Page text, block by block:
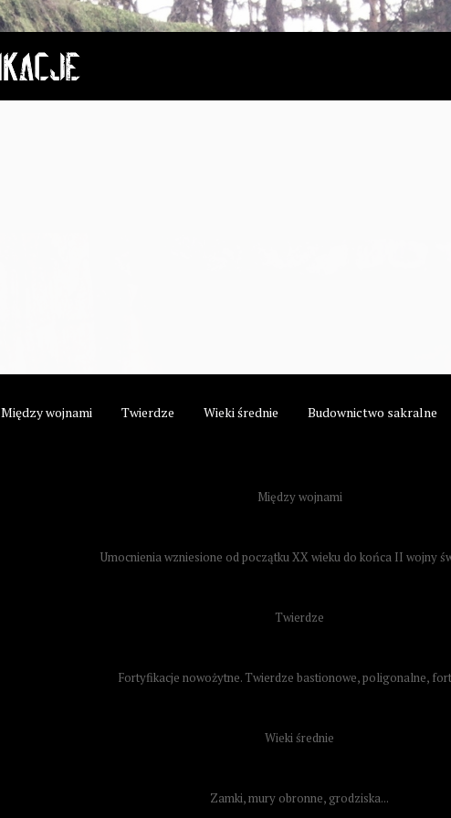
Między wojnami Twierdze Wieki średnie Budownictwo sakralne
Między wojnami
Umocnienia wzniesione od początku XX wieku do końca II wojny
Twierdze
Fortyfikacje nowożytne. Twierdze bastionowe, poligonalne,
Wieki średnie
Zamki, mury obronne, grodziska...